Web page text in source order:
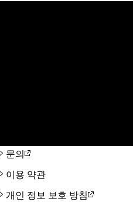
문의
이용 약관
개인 정보 보호 방침